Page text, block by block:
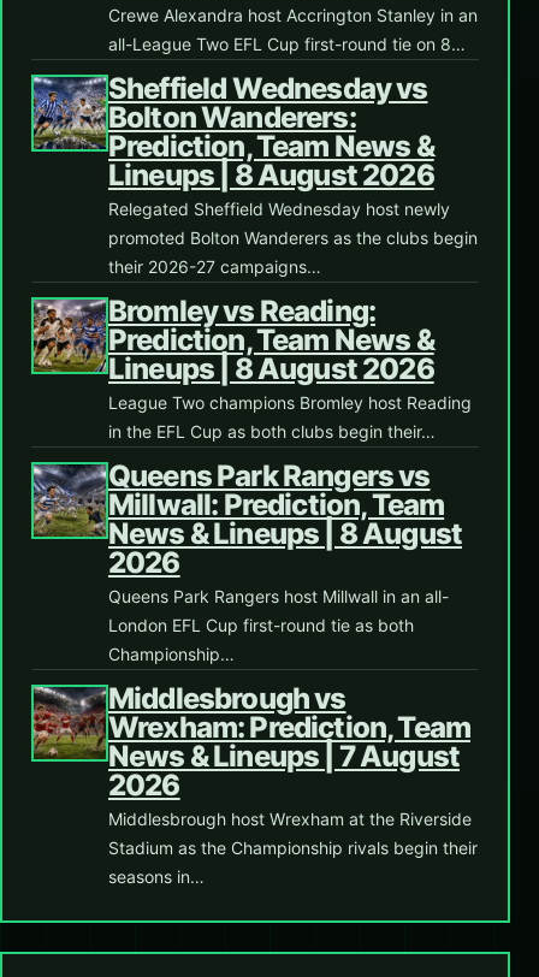
Crewe Alexandra host Accrington Stanley in an
all-League Two EFL Cup first-round tie on 8…
Sheffield Wednesday vs
Bolton Wanderers:
Prediction, Team News &
Lineups | 8 August 2026
Relegated Sheffield Wednesday host newly
promoted Bolton Wanderers as the clubs begin
their 2026-27 campaigns…
Bromley vs Reading:
Prediction, Team News &
Lineups | 8 August 2026
League Two champions Bromley host Reading
in the EFL Cup as both clubs begin their…
Queens Park Rangers vs
Millwall: Prediction, Team
News & Lineups | 8 August
2026
Queens Park Rangers host Millwall in an all-
London EFL Cup first-round tie as both
Championship…
Middlesbrough vs
Wrexham: Prediction, Team
News & Lineups | 7 August
2026
Middlesbrough host Wrexham at the Riverside
Stadium as the Championship rivals begin their
seasons in…